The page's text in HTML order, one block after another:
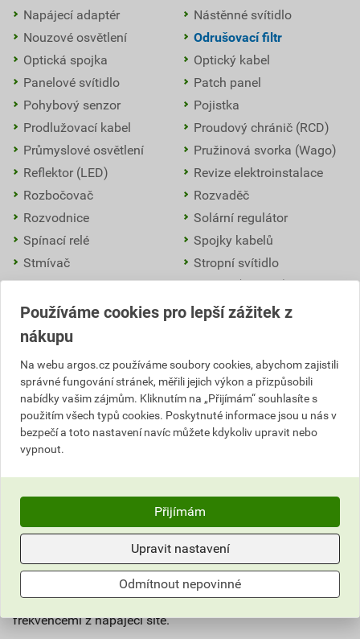
Napájecí adaptér
Nástěnné svítidlo
Nouzové osvětlení
Odrušovací filtr
Optická spojka
Optický kabel
Panelové svítidlo
Patch panel
Pohybový senzor
Pojistka
Prodlužovací kabel
Proudový chránič (RCD)
Průmyslové osvětlení
Pružinová svorka (Wago)
Reflektor (LED)
Revize elektroinstalace
Rozbočovač
Rozvaděč
Rozvodnice
Solární regulátor
Spínací relé
Spojky kabelů
Stmívač
Stropní svítidlo
Strukturovaná kabeláž
Střídač (inverter)
Stykač
Světelný stožár
Svodič přepětí (SPD)
Třífázový rozvod
Uzemnění
Venkovní osvětlení
Vypínače
Vývodka (kabelová
průchodka)
Wallbox (nabíjecí stanice)
EMI filtr,síťový filtr) je elektronická
součástka, která eliminuje elektromagnetické rušení
v elektrických a elektronických zařízeních. Zlepšuje kvalitu
signálu a chrání citlivou elektroniku před rušivými
frekvencemi z napájecí sítě.
Používáme cookies pro lepší zážitek z
nákupu
Na webu argos.cz používáme soubory cookies, abychom zajistili
správné fungování stránek, měřili jejich výkon a přizpůsobili
nabídky vašim zájmům. Kliknutím na „Přijímám“ souhlasíte s
použitím všech typů cookies. Poskytnuté informace jsou u nás v
bezpečí a toto nastavení navíc můžete kdykoliv upravit nebo
vypnout.
Přijímám
Upravit nastavení
Odmítnout nepovinné